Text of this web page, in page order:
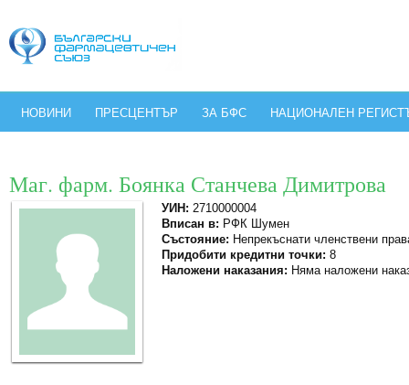
НОВИНИ ПРЕСЦЕНТЪР ЗА БФС НАЦИОНАЛЕН
Маг. фарм. Боянка Станчева Димитрова
УИН: 2710000004
Вписан в: РФК Шумен
Състояние: Непрекъснати членствени
Придобити кредитни точки: 8
Наложени наказания: Няма наложени